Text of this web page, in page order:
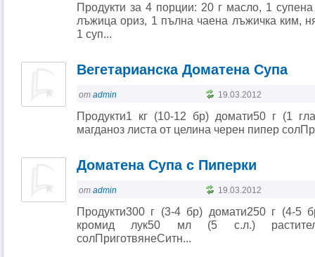
Продукти за 4 порции: 20 г масло, 1
лъжица ориз, 1 пълна чаена лъжичка ким,
1 суп...
Вегетарианска Доматена Супа
от admin 19.03.2012
Продукти1 кг (10-12 бр) домати50 г (1
магданоз листа от целина черен пипер
Доматена Супа с Пиперки
от admin 19.03.2012
Продукти300 г (3-4 бр) домати250 г (4-5
кромид лук50 мл (5 с.л.)
солПриготвянеСитн...